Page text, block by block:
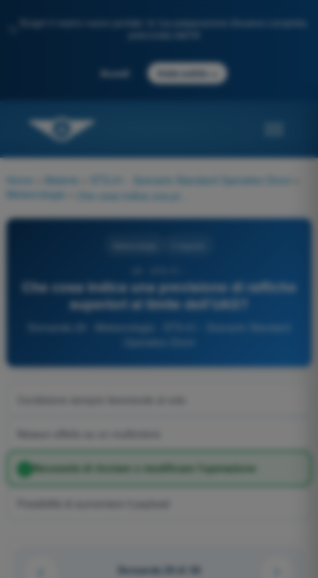
Scopri il nostro nuovo portale: la tua preparazione d'esame completa,
Accedi Inizia subito
Home Materie STS-01 - Scenario Standard Operativo Droni
Meteorologia
Che cosa indica una previsione di raffiche
superiori al limite dell'UAS?
Necessità di rinviare o modificare l'operazione
Domanda 29 di 38